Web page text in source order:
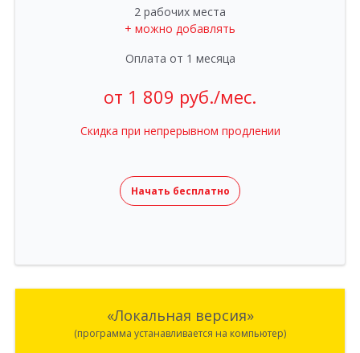
2 рабочих места
+ можно добавлять
Оплата от 1 месяца
от 1 809 руб./мес.
Скидка при непрерывном продлении
Начать бесплатно
«Локальная версия»
(программа устанавливается на компьютер)